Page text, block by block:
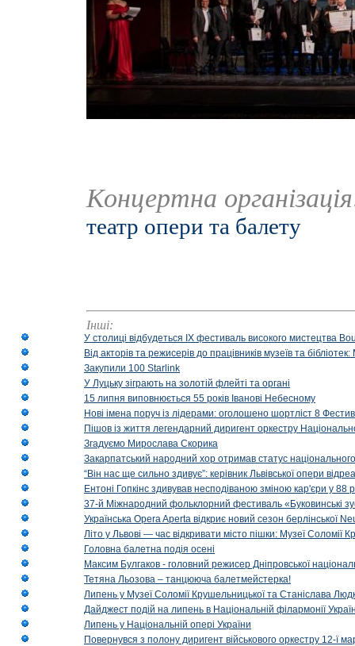
Концертна
театр опери та балету
Інші:
У столиці відбудеться IX фестиваль високого мистецтва
Від акторів та режисерів до працівників музеїв та
Закупили 100 Starlink
У Луцьку зіграють на золотій флейті та органі
15 липня виповнюється 55 років Іванові Небесному
Нові імена поруч із лідерами: оголошено шортліст 8
Пішов із життя легендарний диригент оркестру
Згадуємо Мирослава Скорика
Закарпатський народний хор отримав статус національного
“Він нас ще сильно здивує”: керівник Львівської опери
Ентоні Гопкінс здивував несподіваною зміною кар'єри у 88
37-й Міжнародний фольклорний фестиваль «Буковинські
Українська Opera Aperta відкриє новий сезон берлінської
Літо у Львові — час відкривати місто пішки: Музеї Соломії
Головна балетна подія осені
Максим Булгаков - головний режисер Дніпровської
Тетяна Льозова – танцююча балетмейстерка!
Липень у Музеї Соломії Крушельницької та Станіслава
Дайджест подій на липень в Національній філармонії
Липень у Національній опері України
Повернувся з полону диригент військового оркестру 12-ї